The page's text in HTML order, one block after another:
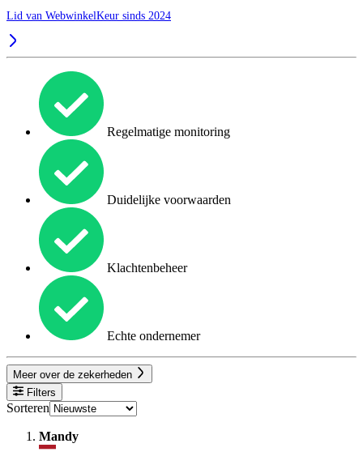
Lid van WebwinkelKeur sinds 2024
Regelmatige monitoring
Duidelijke voorwaarden
Klachtenbeheer
Echte ondernemer
Meer over de zekerheden
Filters
Sorteren
Mandy